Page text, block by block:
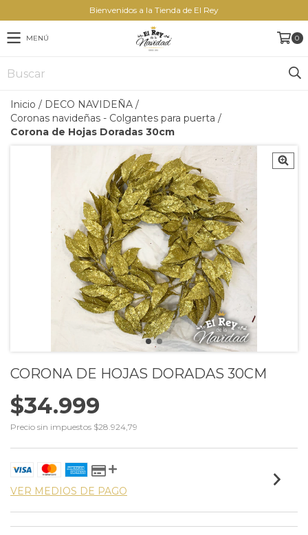
Bienvenidos a la Tienda de El Rey
MENÚ 0
Inicio / DECO NAVIDEÑA /
Coronas navideñas - Colgantes para puerta /
Corona de Hojas Doradas 30cm
CORONA DE HOJAS DORADAS 30CM
$34.999
Precio sin impuestos $28.924,79
VER MEDIOS DE PAGO